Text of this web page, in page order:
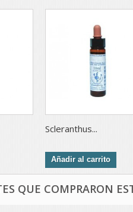
Scleranthus...
Añadir al carrito
QUE COMPRARON